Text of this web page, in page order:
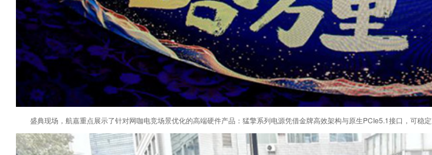
盛典现场，航嘉重点展示了针对网咖电竞场景优化的高端硬件产品：猛擎系列电源凭借金牌高效架构与原生PCIe5.1接口，可稳